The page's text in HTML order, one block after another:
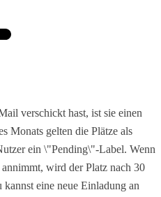
verschickt hast, ist sie einen
Monats gelten die Plätze als
ein \"Pending\"-Label. Wenn
wird der Platz nach 30
eine neue Einladung an